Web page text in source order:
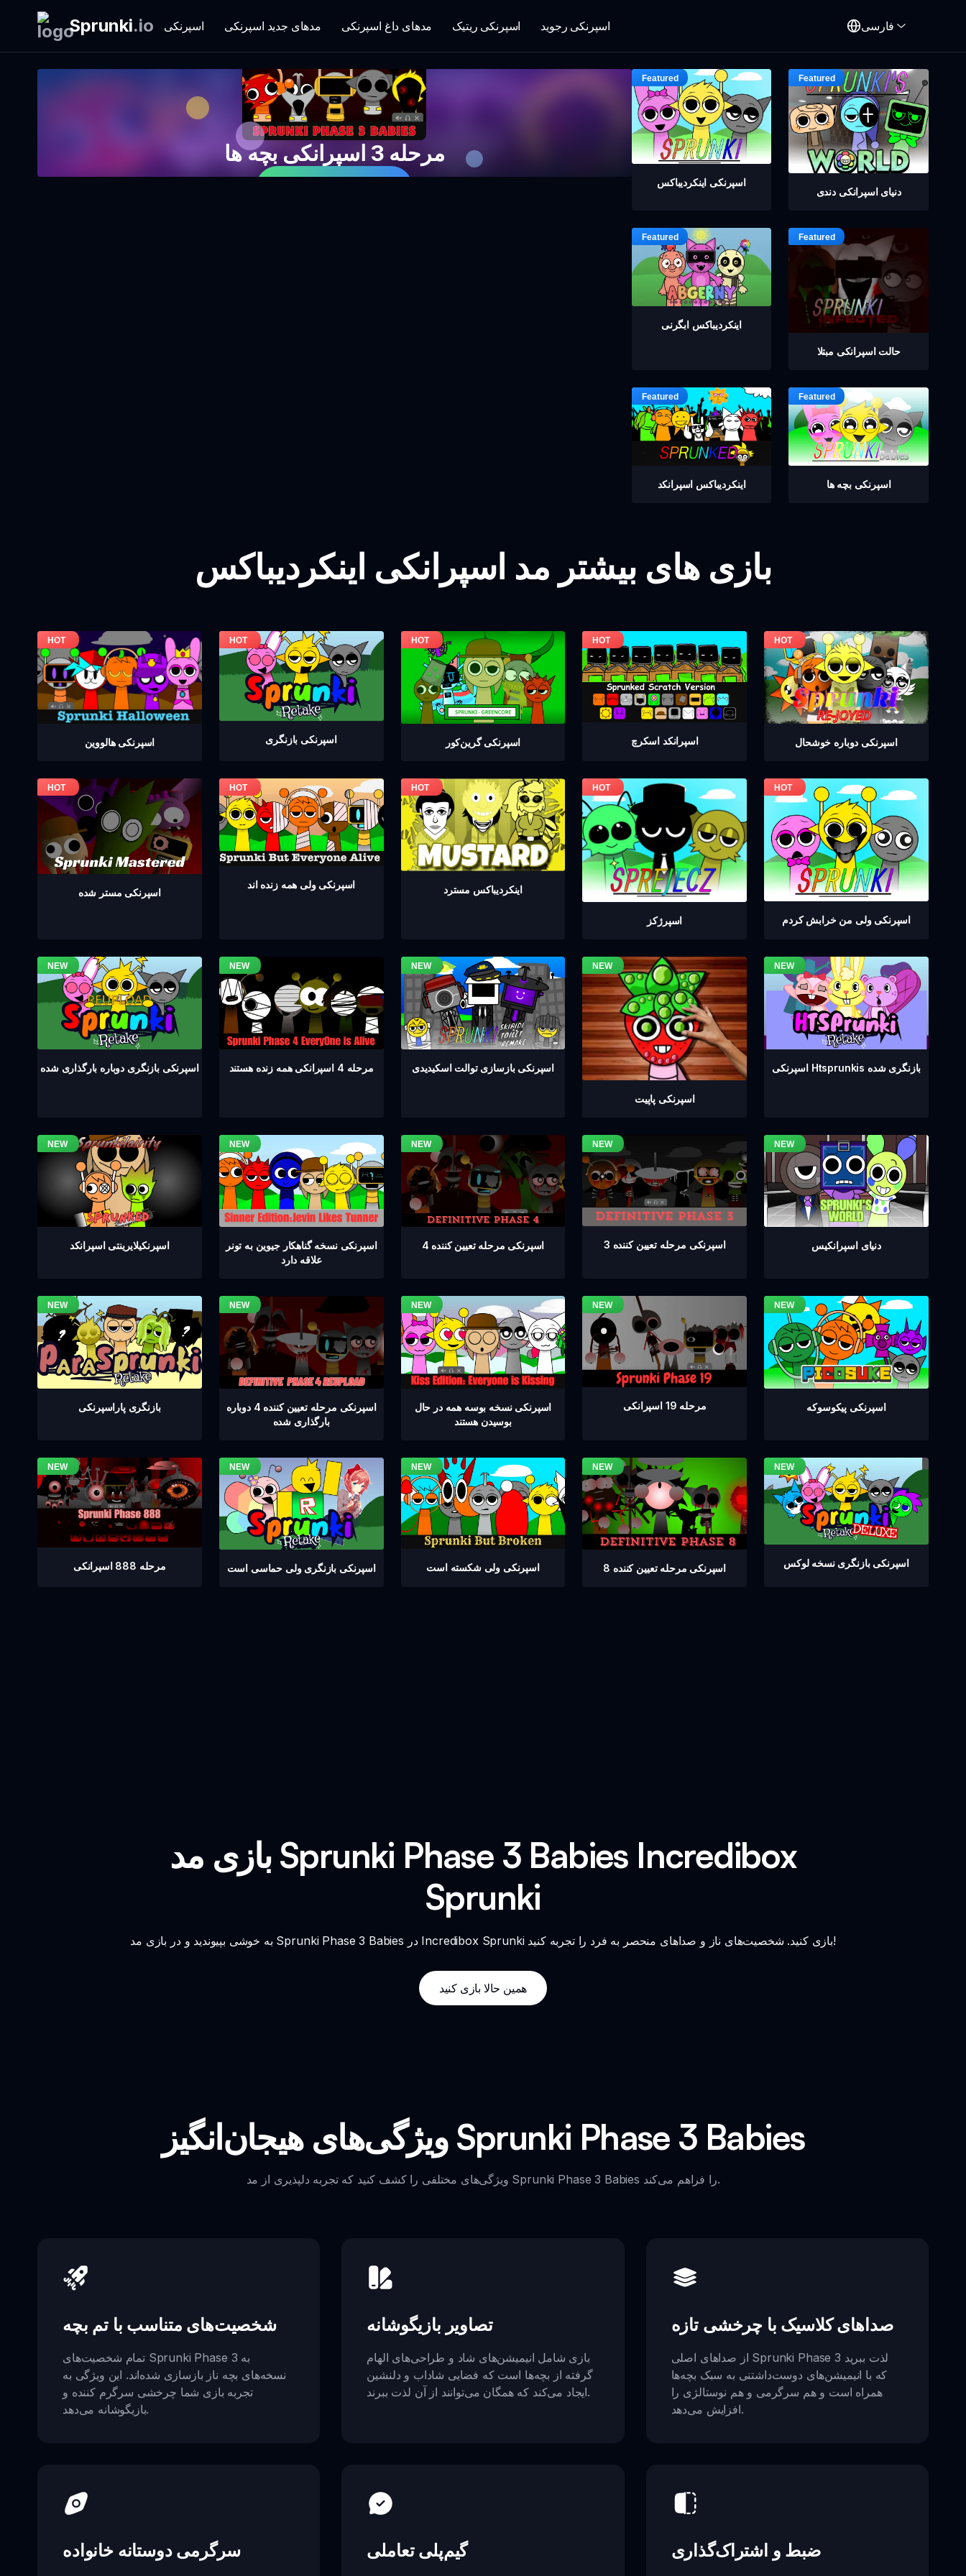
Sprunki.io اسپرنکی مدهای جدید اسپرنکی مدهای داغ اسپرنکی اسپرنکی ریتیک اسپرنکی رجوید فارسی
مرحله 3 اسپرانکی بچه ها
اسپرنکی اینکردیباکس
دنیای اسپرانکی دندی
اینکردیباكس ابگرنی
حالت اسپرانکی مبتلا
اینکردیباكس اسپرانکد اسپرنکی بچه ها
بازی های بیشتر مد اسپرانکی اینکردیباکس
اسپرنکی هالووین اسپرنکی بازنگری اسپرنکی گرين‌كور اسپرانکد اسکرچ اسپرنکی دوباره خوشحال
اسپرنکی مستر شده
اسپرنکی ولی همه زنده اند اینکردیباكس مسترد
اسپرژکز اسپرنکی ولی من خرابش کردم
اسپرنکی بازنگری دوباره بارگذاری شده مرحله 4 اسپرانکی همه زنده هستند اسپرنکی بازسازی توالت اسکیدیدی
اسپرنکی پاپیت
اسپرنکی Htsprunkis بازنگری شده
اسپرنکیلایرینتی اسپرانکد
اسپرنکی نسخه گناهکار جیوین به تونر
علاقه دارد
اسپرنکی مرحله تعیین کننده 4 اسپرنکی مرحله تعیین کننده 3 دنیای اسپرانکیس
بازنگری پاراسپرنکی
اسپرنکی مرحله تعیین کننده 4 دوباره
بارگذاری شده
اسپرنکی نسخه بوسه همه در حال
بوسیدن هستند
مرحله 19 اسپرانکی اسپرنکی پیکوسوکه
مرحله 888 اسپرانکی اسپرنکی بازنگری ولی حماسی است اسپرنکی ولی شکسته است اسپرنکی مرحله تعیین کننده 8 اسپرنکی بازنگری نسخه لوکس
بازی مد Sprunki Phase 3 Babies Incredibox
Sprunki
به خوشی بپیوندید و در بازی مد Sprunki Phase 3 Babies در Incredibox Sprunki بازی کنید. شخصیت‌های ناز و صداهای منحصر به فرد را تجربه کنید!
همین حالا بازی کنید
ویژگی‌های هیجان‌انگیز Sprunki Phase 3 Babies
ویژگی‌های مختلفی را کشف کنید که تجربه دلپذیری از مد Sprunki Phase 3 Babies را فراهم می‌کند.
شخصیت‌های متناسب با تم بچه
تمام شخصیت‌های Sprunki Phase 3 به
نسخه‌های بچه ناز بازسازی شده‌اند. این ویژگی به
تجربه بازی شما چرخشی سرگرم کننده و
بازیگوشانه می‌دهد.
تصاویر بازیگوشانه
بازی شامل انیمیشن‌های شاد و طراحی‌های الهام
گرفته از بچه‌ها است که فضایی شاداب و دلنشین
ایجاد می‌کند که همگان می‌توانند از آن لذت ببرند.
صداهای کلاسیک با چرخشی تازه
از صداهای اصلی Sprunki Phase 3 لذت ببرید
که با انیمیشن‌های دوست‌داشتنی به سبک بچه‌ها
همراه است و هم سرگرمی و هم نوستالژی را
افزایش می‌دهد.
سرگرمی دوستانه خانواده گیم‌پلی تعاملی ضبط و اشتراک‌گذاری